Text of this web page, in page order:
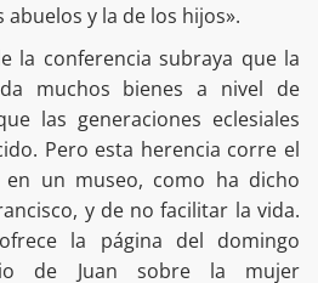
y la de los hijos».
la conferencia subraya que la
muchos bienes a nivel de
las generaciones eclesiales
Pero esta herencia corre el
un museo, como ha dicho
y de no facilitar la vida.
la página del domingo
de Juan sobre la mujer